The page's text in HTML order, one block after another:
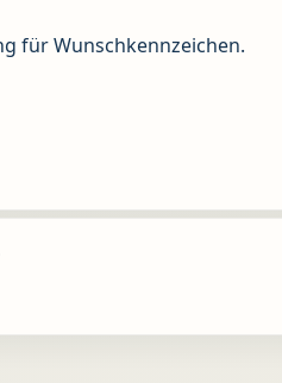
für Wunschkennzeichen.